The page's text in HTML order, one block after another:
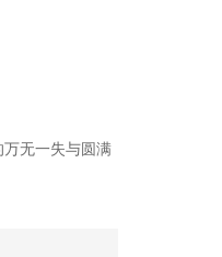
无一失与圆满